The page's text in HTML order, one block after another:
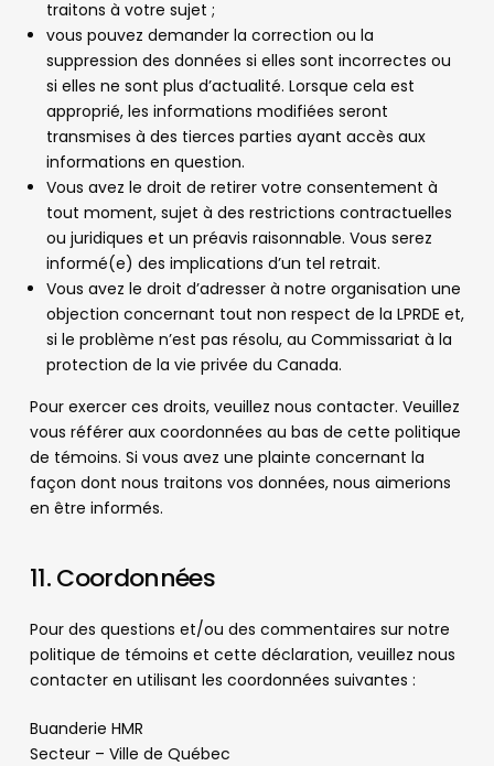
traitons à votre sujet ;
vous pouvez demander la correction ou la
suppression des données si elles sont incorrectes ou
si elles ne sont plus d’actualité. Lorsque cela est
approprié, les informations modifiées seront
transmises à des tierces parties ayant accès aux
informations en question.
Vous avez le droit de retirer votre consentement à
tout moment, sujet à des restrictions contractuelles
ou juridiques et un préavis raisonnable. Vous serez
informé(e) des implications d’un tel retrait.
Vous avez le droit d’adresser à notre organisation une
objection concernant tout non respect de la LPRDE et,
si le problème n’est pas résolu, au Commissariat à la
protection de la vie privée du Canada.
Pour exercer ces droits, veuillez nous contacter. Veuillez
vous référer aux coordonnées au bas de cette politique
de témoins. Si vous avez une plainte concernant la
façon dont nous traitons vos données, nous aimerions
en être informés.
11. Coordonnées
Pour des questions et/ou des commentaires sur notre
politique de témoins et cette déclaration, veuillez nous
contacter en utilisant les coordonnées suivantes :
Buanderie HMR
Secteur – Ville de Québec